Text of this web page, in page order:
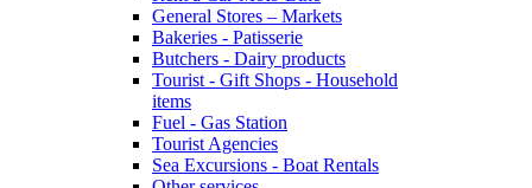
General Stores – Markets
Bakeries - Patisserie
Butchers - Dairy products
Tourist - Gift Shops - Household
items
Fuel - Gas Station
Tourist Agencies
Sea Excursions - Boat Rentals